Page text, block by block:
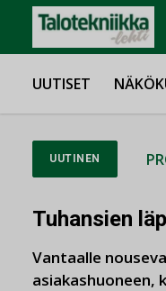
UUTISET
UUTINEN
Tuhansien
Vantaalle
asiakashuoneen,